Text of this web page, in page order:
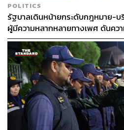
POLITICS
รัฐบาลเดินหน้ายกระดับกฎหมาย-
ผู้มีความหลากหลายทางเพศ ดันคว
หลักสูตรในห้องเรียนถึงที่ทำงาน